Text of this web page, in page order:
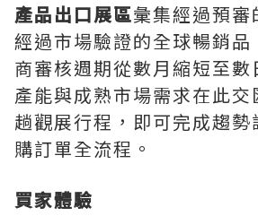
產品出口展區彙集經過預審
經過市場驗證的全球暢銷品
商審核週期從數月縮短至數
產能與成熟市場需求在此
趟觀展行程，即可完成趨
購訂單全流程。
買家體驗